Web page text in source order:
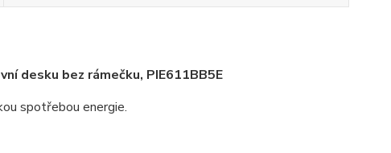
desku bez rámečku, PIE611BB5E
spotřebou energie.